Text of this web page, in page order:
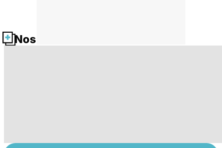
Nos fiches santé